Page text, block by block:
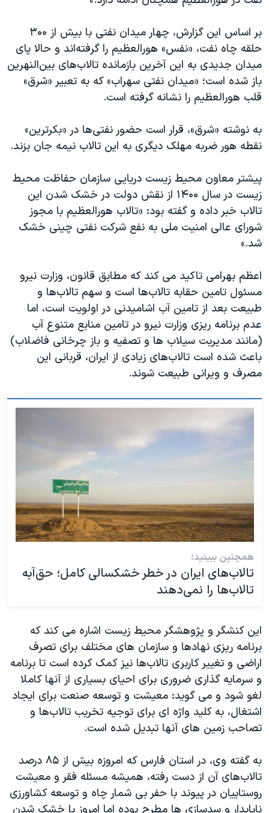
بر اساس این گزارش، چهار میدان نفتی با بیش از ۳۰۰
حلقه چاه نفت، «نفس» هورالعظیم را گرفته‌اند و حالا پای
میدان جدیدی به این آخرین بازمانده تالاب‌های بین‌النهرین
باز شده است؛ «میدان نفتی سهراب» که به تعبیر «شرق»
قلب هورالعظیم را نشانه گرفته است.
به نوشته «شرق»، قرار است حضور نفتی‌ها در «بکرترین»
نقطه هور ضربه مهلک دیگری به این تالاب نیمه جان بزند.
پیشتر معاون محیط زیست دریایی سازمان حفاظت محیط
زیست در سال ۱۴۰۰ از نقش دولت در خشک شدن این
تالاب خبر داده و گفته بود: «تالاب هورالعظیم با مجوز
شورای عالی امنیت ملی به نفع شرکت نفتی چینی خشک
شد.»
اعظم بهرامی تاکید می کند که مطابق قانون، وزارت نیرو
مسئول تامین حقابه تالاب‌ها است و سهم تالاب‌ها و
طبیعت بعد از تامین آب اشامیدنی در اولویت است، اما
عدم برنامه ریزی وزارت نیرو در تامین منابع متنوع آب
(مانند مدیریت سیلاب ها و تصفیه و باز چرخانی فاضلاب)
باعث شده است تالاب‌های زیادی از ایران، قربانی این
مصرف و ویرانی طبیعت شوند.
همچنین ببینید:
تالاب‌های ایران در خطر خشکسالی کامل؛ حق‌آبه
تالاب‌ها را نمی‌دهند
این کنشگر و پژوهشگر محیط زیست اشاره می کند که
برنامه ریزی نهادها و سازمان های مختلف برای تصرف
اراضی و تغییر کاربری تالاب‌ها نیز کمک کرده است تا برنامه
و سرمایه گذاری ضروری برای احیای بسیاری از آنها کاملا
لغو شود و می گوید: معیشت و توسعه صنعت برای ایجاد
اشتغال، به کلید واژه ای برای توجیه تخریب تالاب‌ها و
تصاحب زمین های آنها تبدیل شده است.
به گفته وی، در استان فارس که امروزه بیش از ۸۵ درصد
تالاب‌های آن از دست رفته، همیشه مسئله فقر و معیشت
روستاییان در پیوند با حفر بی شمار چاه و توسعه کشاورزی